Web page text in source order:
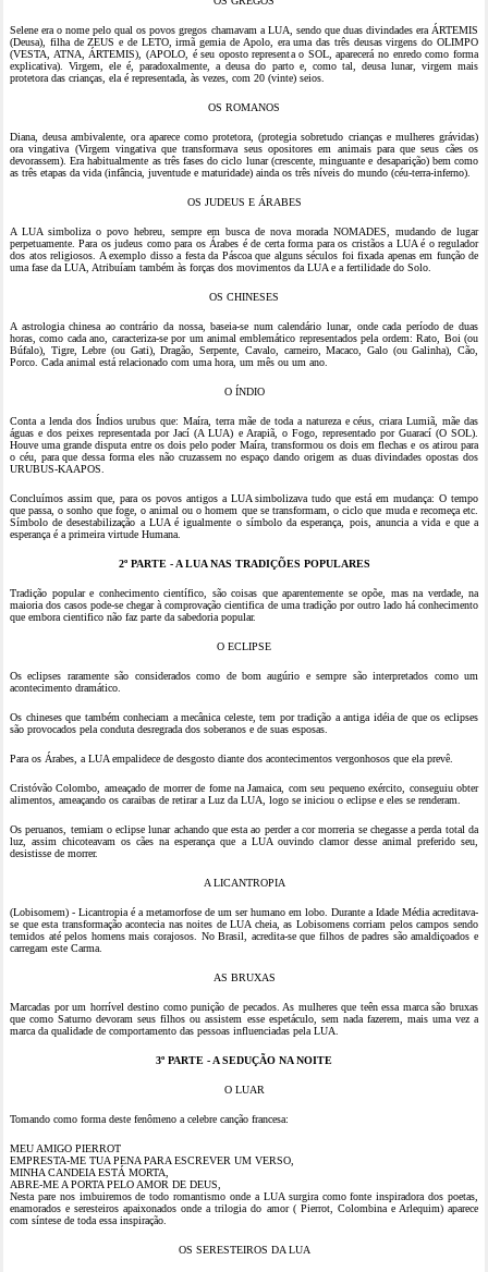
Selene era o nome pelo qual os povos gregos chamavam a LUA, sendo que duas divindades era ÁRTEMIS
(Deusa), filha de ZEUS e de LETO, irmã gemia de Apolo, era uma das três deusas virgens do OLIMPO
(VESTA, ATNA, ÁRTEMIS), (APOLO, é seu oposto representa o SOL, aparecerá no enredo como forma
explicativa). Virgem, ele é, paradoxalmente, a deusa do parto e, como tal, deusa lunar, virgem mais
protetora das crianças, ela é representada, às vezes, com 20 (vinte) seios.
OS ROMANOS
Diana, deusa ambivalente, ora aparece como protetora, (protegia sobretudo crianças e mulheres grávidas)
ora vingativa (Virgem vingativa que transformava seus opositores em animais para que seus cães os
devorassem). Era habitualmente as três fases do ciclo lunar (crescente, minguante e desaparição) bem como
as três etapas da vida (infância, juventude e maturidade) ainda os três níveis do mundo (céu-terra-inferno).
OS JUDEUS E ÁRABES
A LUA simboliza o povo hebreu, sempre em busca de nova morada NOMADES, mudando de lugar
perpetuamente. Para os judeus como para os Árabes é de certa forma para os cristãos a LUA é o regulador
dos atos religiosos. A exemplo disso a festa da Páscoa que alguns séculos foi fixada apenas em função de
uma fase da LUA, Atribuíam também às forças dos movimentos da LUA e a fertilidade do Solo.
OS CHINESES
A astrologia chinesa ao contrário da nossa, baseia-se num calendário lunar, onde cada período de duas
horas, como cada ano, caracteriza-se por um animal emblemático representados pela ordem: Rato, Boi (ou
Búfalo), Tigre, Lebre (ou Gati), Dragão, Serpente, Cavalo, carneiro, Macaco, Galo (ou Galinha), Cão,
Porco. Cada animal está relacionado com uma hora, um mês ou um ano.
O ÍNDIO
Conta a lenda dos Índios urubus que: Maíra, terra mãe de toda a natureza e céus, criara Lumiã, mãe das
águas e dos peixes representada por Jací (A LUA) e Arapiã, o Fogo, representado por Guarací (O SOL).
Houve uma grande disputa entre os dois pelo poder Maíra, transformou os dois em flechas e os atirou para
o céu, para que dessa forma eles não cruzassem no espaço dando origem as duas divindades opostas dos
URUBUS-KAAPOS.
Concluímos assim que, para os povos antigos a LUA simbolizava tudo que está em mudança: O tempo
que passa, o sonho que foge, o animal ou o homem que se transformam, o ciclo que muda e recomeça etc.
Símbolo de desestabilização a LUA é igualmente o símbolo da esperança, pois, anuncia a vida e que a
esperança é a primeira virtude Humana.
2º PARTE - A LUA NAS TRADIÇÕES POPULARES
Tradição popular e conhecimento científico, são coisas que aparentemente se opõe, mas na verdade, na
maioria dos casos pode-se chegar à comprovação cientifica de uma tradição por outro lado há conhecimento
que embora cientifico não faz parte da sabedoria popular.
O ECLIPSE
Os eclipses raramente são considerados como de bom augúrio e sempre são interpretados como um
acontecimento dramático.
Os chineses que também conheciam a mecânica celeste, tem por tradição a antiga idéia de que os eclipses
são provocados pela conduta desregrada dos soberanos e de suas esposas.
Para os Árabes, a LUA empalidece de desgosto diante dos acontecimentos vergonhosos que ela prevê.
Cristóvão Colombo, ameaçado de morrer de fome na Jamaica, com seu pequeno exército, conseguiu obter
alimentos, ameaçando os caraibas de retirar a Luz da LUA, logo se iniciou o eclipse e eles se renderam.
Os peruanos, temiam o eclipse lunar achando que esta ao perder a cor morreria se chegasse a perda total da
luz, assim chicoteavam os cães na esperança que a LUA ouvindo clamor desse animal preferido seu,
desistisse de morrer.
A LICANTROPIA
(Lobisomem) - Licantropia é a metamorfose de um ser humano em lobo. Durante a Idade Média acreditava-
se que esta transformação acontecia nas noites de LUA cheia, as Lobisomens corriam pelos campos sendo
temidos até pelos homens mais corajosos. No Brasil, acredita-se que filhos de padres são amaldiçoados e
carregam este Carma.
AS BRUXAS
Marcadas por um horrível destino como punição de pecados. As mulheres que teên essa marca são bruxas
que como Saturno devoram seus filhos ou assistem esse espetáculo, sem nada fazerem, mais uma vez a
marca da qualidade de comportamento das pessoas influenciadas pela LUA.
3º PARTE - A SEDUÇÃO NA NOITE
O LUAR
Tomando como forma deste fenômeno a celebre canção francesa:
MEU AMIGO PIERROT
EMPRESTA-ME TUA PENA PARA ESCREVER UM VERSO,
MINHA CANDEIA ESTÁ MORTA,
ABRE-ME A PORTA PELO AMOR DE DEUS,
Nesta pare nos imbuiremos de todo romantismo onde a LUA surgira como fonte inspiradora dos poetas,
enamorados e seresteiros apaixonados onde a trilogia do amor ( Pierrot, Colombina e Arlequim) aparece
com síntese de toda essa inspiração.
OS SERESTEIROS DA LUA